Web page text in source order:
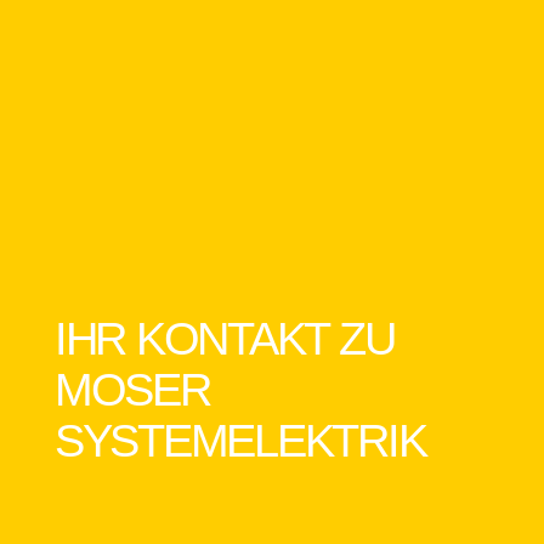
IHR KONTAKT ZU
MOSER
SYSTEMELEKTRIK